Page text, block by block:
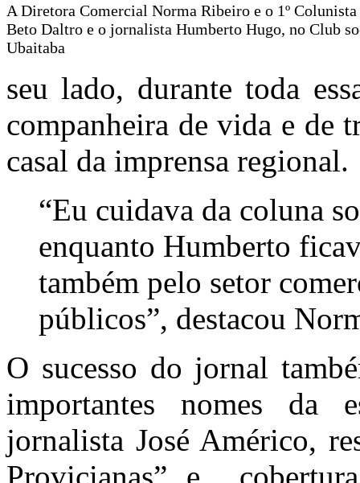
A Diretora Comercial Norma Ribeiro e o 1º
Beto Daltro e o jornalista Humberto Hugo, no Club
Ubaitaba
seu lado, durante toda
companheira de vida e de
casal da imprensa regional.
“Eu cuidava da coluna
enquanto Humberto
também pelo setor
públicos”, destacou
O sucesso do jornal
importantes nomes da
jornalista José Américo,
Provicianas” e